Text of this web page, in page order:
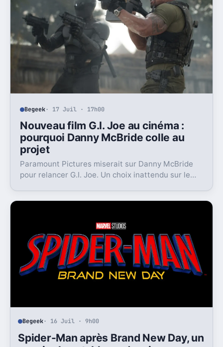
Begeek· 17 Juil · 17h00
Nouveau film G.I. Joe au cinéma :
pourquoi Danny McBride colle au
projet
Paramount Pictures miserait sur Danny McBride
pour relancer G.I. Joe. Un choix inattendu sur le
Begeek· 16 Juil · 9h00
Spider-Man après Brand New Day, un